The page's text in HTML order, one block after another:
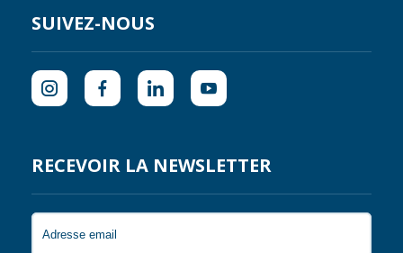
SUIVEZ-NOUS
RECEVOIR LA NEWSLETTER